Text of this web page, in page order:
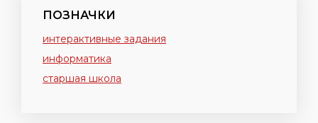
ПОЗНАЧКИ
интерактивные задания
информатика
старшая школа